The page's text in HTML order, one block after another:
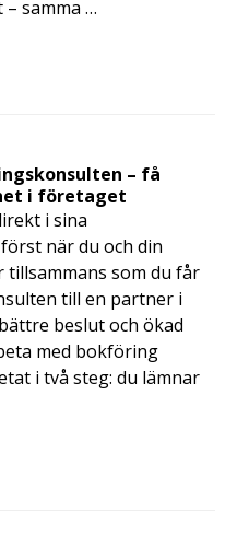
samma …
– få
i företaget
i sina
när du och din
som du får
till en partner i
beslut och ökad
med bokföring
i två steg: du lämnar